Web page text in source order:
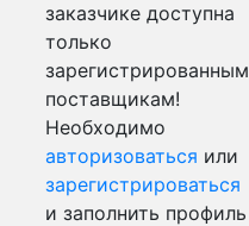
заказчике доступна
только
зарегистрированным
поставщикам!
Необходимо
авторизоваться или
зарегистрироваться
и заполнить профиль